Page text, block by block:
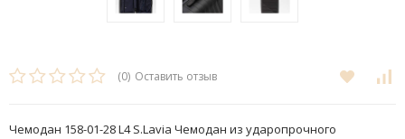
(0) Оставить отзыв
Чемодан 158-01-28 L4 S.Lavia Чемодан из ударопрочного